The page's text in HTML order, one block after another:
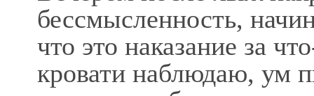
бессмысленность,
что это наказание за
кровати наблюдаю, ум